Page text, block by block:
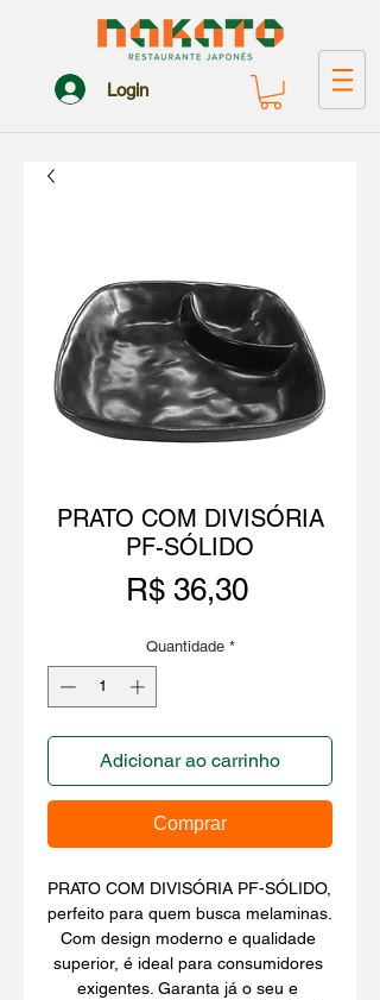
Login
PRATO COM DIVISÓRIA
PF-SÓLIDO
R$ 36,30Preço
Quantidade *
Adicionar ao carrinho
Comprar
PRATO COM DIVISÓRIA PF-SÓLIDO,
perfeito para quem busca melaminas.
Com design moderno e qualidade
superior, é ideal para consumidores
exigentes. Garanta já o seu e